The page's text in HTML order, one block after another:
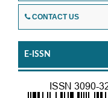
CONTACT US
E-ISSN